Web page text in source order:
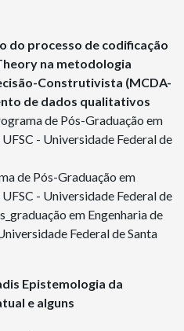
do processo de codificação
na metodologia
Construtivista (MCDA-
de dados qualitativos
de Pós-Graduação em
- Universidade Federal de
de Pós-Graduação em
- Universidade Federal de
em Engenharia de
Federal de Santa
Epistemologia da
e alguns